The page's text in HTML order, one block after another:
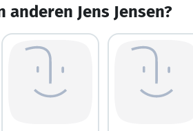
anderen Jens Jensen?